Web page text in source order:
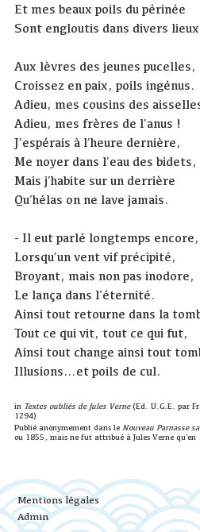
Et mes beaux poils du périnée
Sont engloutis dans divers
Aux lèvres des jeunes pucelles,
Croissez en paix, poils ingénus.
Adieu, mes cousins des
Adieu, mes frères de l’anus !
J’espérais à l’heure dernière,
Me noyer dans l’eau des bidets,
Mais j’habite sur un derrière
Qu’hélas on ne lave jamais.
- Il eut parlé longtemps encore,
Lorsqu’un vent vif précipité,
Broyant, mais non pas inodore,
Le lança dans l’éternité.
Ainsi tout retourne dans la
Tout ce qui vit, tout ce qui fut,
Ainsi tout change ainsi tout
Illusions…et poils de cul.
in Textes oubliés de Jules Verne(Ed. U.G.E. par
1294)
Publié anonymement dans le Nouveau Parnasse
ou 1855, mais ne fut attribué à Jules Verne qu'en
Mentions légales
Admin